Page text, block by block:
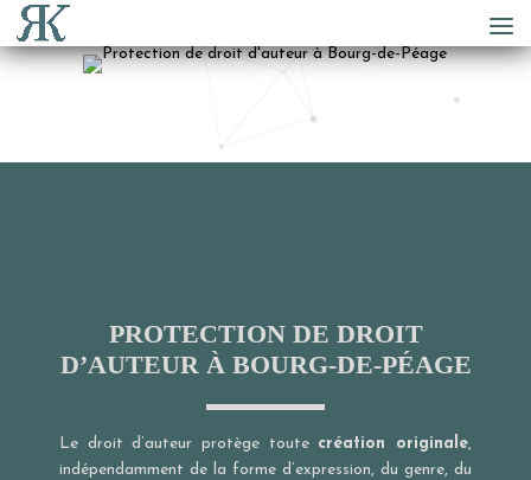
PROTECTION DE DROIT
D’AUTEUR À BOURG-DE-PÉAGE
Le droit d’auteur protège toute création originale,
indépendamment de la forme d’expression, du genre, du